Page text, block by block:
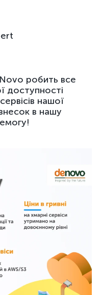
робить все
доступності
нашої
в нашу